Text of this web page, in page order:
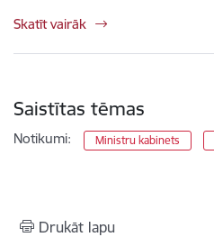
Skatīt vairāk
Saistītas tēmas
Notikumi: Ministru kabinets
Drukāt lapu